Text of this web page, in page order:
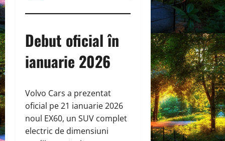
Debut oficial în
ianuarie 2026
Volvo Cars a prezentat
oficial pe 21 ianuarie 2026
noul EX60, un SUV complet
electric de dimensiuni